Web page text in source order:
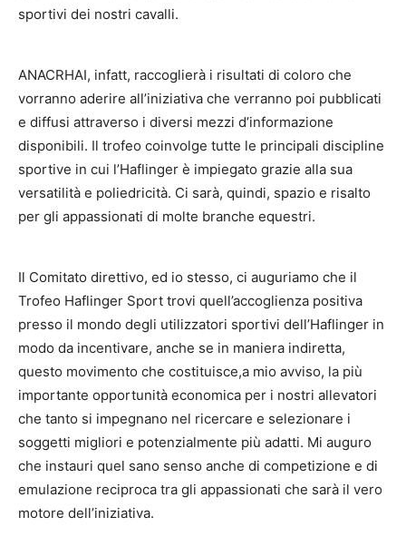
sportivi dei nostri cavalli.
ANACRHAI, infatt, raccoglierà i risultati di coloro che
vorranno aderire all’iniziativa che verranno poi pubblicati
e diffusi attraverso i diversi mezzi d’informazione
disponibili. Il trofeo coinvolge tutte le principali discipline
sportive in cui l’Haflinger è impiegato grazie alla sua
versatilità e poliedricità. Ci sarà, quindi, spazio e risalto
per gli appassionati di molte branche equestri.
Il Comitato direttivo, ed io stesso, ci auguriamo che il
Trofeo Haflinger Sport trovi quell’accoglienza positiva
presso il mondo degli utilizzatori sportivi dell’Haflinger in
modo da incentivare, anche se in maniera indiretta,
questo movimento che costituisce,a mio avviso, la più
importante opportunità economica per i nostri allevatori
che tanto si impegnano nel ricercare e selezionare i
soggetti migliori e potenzialmente più adatti. Mi auguro
che instauri quel sano senso anche di competizione e di
emulazione reciproca tra gli appassionati che sarà il vero
motore dell’iniziativa.